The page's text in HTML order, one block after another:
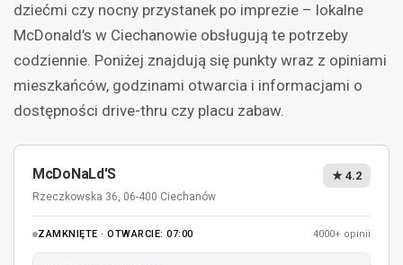
dziećmi czy nocny przystanek po imprezie – lokalne
McDonald’s w Ciechanowie obsługują te potrzeby
codziennie. Poniżej znajdują się punkty wraz z opiniami
mieszkańców, godzinami otwarcia i informacjami o
dostępności drive-thru czy placu zabaw.
McDoNaLd'S
Rzeczkowska 36, 06-400 Ciechanów
★ 4.2
ZAMKNIĘTE · OTWARCIE: 07:00 4000+ opinii